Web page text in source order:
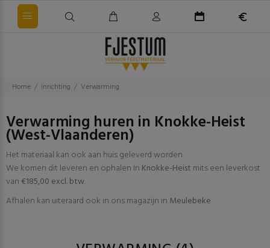
Home Inrichting Verwarming
Verwarming huren in Knokke-Heist
(West-Vlaanderen)
Het materiaal kan ook aan huis geleverd worden.
We komen dit leveren en ophalen In Knokke-Heist mits een leverkost
van€185,00 excl. btw.
Afhalen kan uiteraard ook in ons magazijn in Meulebeke